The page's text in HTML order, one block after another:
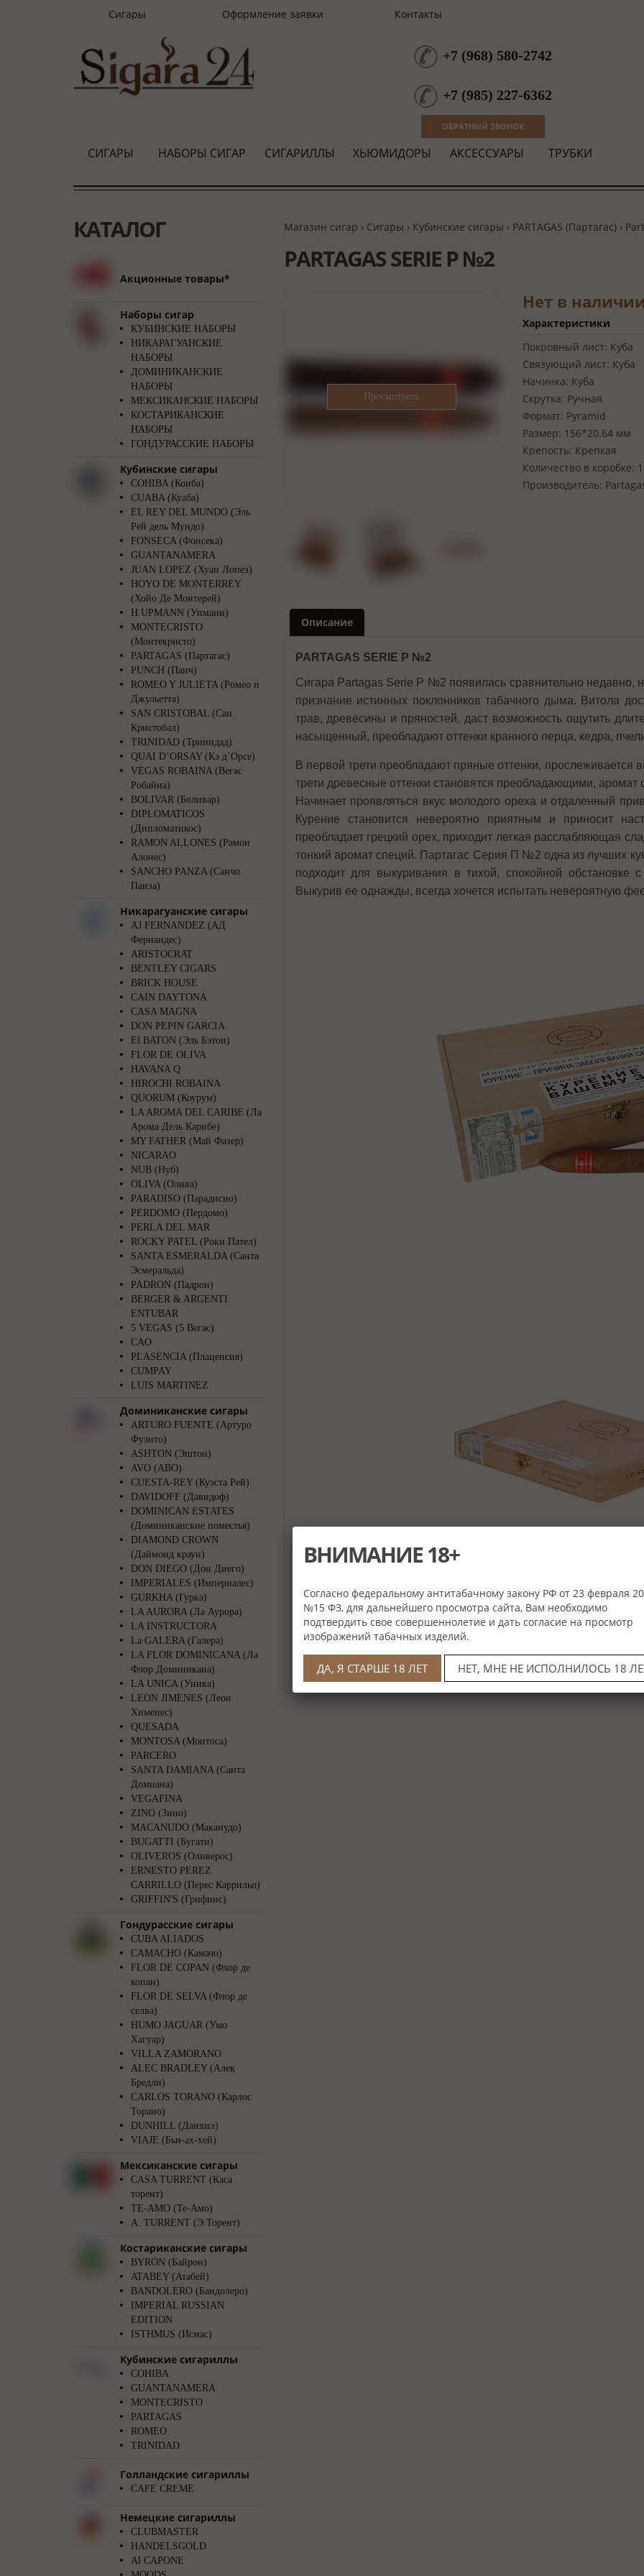
Сигары Оформление заявки Контакты
+7 (968) 580-2742
+7 (985) 227-6362
ОБРАТНЫЙ ЗВОНОК
СИГАРЫ НАБОРЫ СИГАР СИГАРИЛЛЫ ХЬЮМИДОРЫ АКСЕССУАРЫ ТРУБКИ
КАТАЛОГ
Акционные товары*
Наборы сигар
КУБИНСКИЕ НАБОРЫ
НИКАРАГУАНСКИЕ
НАБОРЫ
ДОМИНИКАНСКИЕ
НАБОРЫ
МЕКСИКАНСКИЕ НАБОРЫ
КОСТАРИКАНСКИЕ
НАБОРЫ
ГОНДУРАССКИЕ НАБОРЫ
Кубинские сигары
COHIBA (Коиба)
CUABA (Куаба)
EL REY DEL MUNDO (Эль
Рей дель Мундо)
FONSECA (Фонсека)
GUANTANAMERA
JUAN LOPEZ (Хуан Лопез)
HOYO DE MONTERREY
(Хойо Де Монтерей)
H.UPMANN (Упманн)
MONTECRISTO
(Монтекристо)
PARTAGAS (Партагас)
PUNCH (Панч)
ROMEO Y JULIETA (Ромео и
Джульетта)
SAN CRISTOBAL (Сан
Кристобал)
TRINIDAD (Тринидад)
QUAI D’ORSAY (Кэ д`Орсе)
VEGAS ROBAINA (Вегас
Робайна)
BOLIVAR (Боливар)
DIPLOMATICOS
(Дипломатикос)
RAMON ALLONES (Рамон
Алонес)
SANCHO PANZA (Санчо
Панза)
Никарагуанские сигары
AJ FERNANDEZ (АД
Фернандес)
ARISTOCRAT
BENTLEY CIGARS
BRICK HOUSE
CAIN DAYTONA
CASA MAGNA
DON PEPIN GARCIA
El BATON (Эль Бэтон)
FLOR DE OLIVA
HAVANA Q
HIROCHI ROBAINA
QUORUM (Коурум)
LA AROMA DEL CARIBE (Ла
Арома Дель Карибе)
MY FATHER (Май Фазер)
NICARAO
NUB (Нуб)
OLIVA (Олива)
PARADISO (Парадисио)
PERDOMO (Пердомо)
PERLA DEL MAR
ROCKY PATEL (Роки Пател)
SANTA ESMERALDA (Санта
Эсмеральда)
PADRON (Падрон)
BERGER & ARGENTI
ENTUBAR
5 VEGAS (5 Вегас)
CAO
PLASENCIA (Плаценсия)
CUMPAY
LUIS MARTINEZ
Доминиканские сигары
ARTURO FUENTE (Артуро
Фуэнто)
ASHTON (Эштон)
AVO (АВО)
CUESTA-REY (Куэста Рей)
DAVIDOFF (Давидоф)
DOMINICAN ESTATES
(Доминиканские поместья)
DIAMOND CROWN
(Даймонд краун)
DON DIEGO (Дон Диего)
IMPERIALES (Империалес)
GURKHA (Гурка)
LA AURORA (Ла Аурора)
LA INSTRUCTORA
La GALERA (Галера)
LA FLOR DOMINICANA (Ла
Флор Доминикана)
LA UNICA (Уника)
LEON JIMENES (Леон
Хименес)
QUESADA
MONTOSA (Монтоса)
PARCERO
SANTA DAMIANA (Санта
Домиана)
VEGAFINA
ZINO (Зино)
MACANUDO (Маканудо)
BUGATTI (Бугати)
OLIVEROS (Оливерос)
ERNESTO PEREZ
CARRILLO (Перес Каррильо)
GRIFFIN′S (Грифинс)
Гондурасские сигары
CUBA ALIADOS
CAMACHO (Камачо)
FLOR DE COPAN (Флор де
копан)
FLOR DE SELVA (Флор де
селва)
HUMO JAGUAR (Умо
Хагуар)
VILLA ZAMORANO
ALEC BRADLEY (Алек
Бредли)
CARLOS TORANO (Карлос
Торано)
DUNHILL (Данхил)
VIAJE (Бьи-ах-хей)
Мексиканские сигары
CASA TURRENT (Каса
торент)
TE-AMO (Те-Амо)
A. TURRENT (Э.Торент)
Костариканские сигары
BYRON (Байрон)
ATABEY (Атабей)
BANDOLERO (Бандолеро)
IMPERIAL RUSSIAN
EDITION
ISTHMUS (Исмас)
Кубинские сигариллы
COHIBA
GUANTANAMERA
MONTECRISTO
PARTAGAS
ROMEO
TRINIDAD
Голландские сигариллы
CAFE CREME
Немецкие сигариллы
CLUBMASTER
HANDELSGOLD
Al CAPONE
Магазин сигар › Сигары › Кубинские сигары › PARTAGAS (Партагас)›
PARTAGAS SERIE P №2
Нет в
Характеристики
Покровный лист: Куба
Связующий лист: Куба
Начинка: Куба
Скрутка: Ручная
Формат: Pyramid
Размер: 156*20.64 мм
Крепость: Крепкая
Количество в коробке:
Производитель:
Описание
PARTAGAS SERIE P №2
Сигара Partagas Serie P №2 появилась сравнительно недавно,
признание истинных поклонников табачного дыма. Витола
трав, древесины и пряностей, даст возможность ощутить
насыщенный, преобладают оттенки кранного перца, кедра,
В первой трети преобладают пряные оттенки, прослеживается
трети древесные оттенки становятся преобладающими,
Начинает проявляться вкус молодого ореха и отдаленный
Курение становится невероятно приятным и приносит
преобладает грецкий орех, приходит легкая расслабляющая
тонкий аромат специй. Партагас Серия П №2 одна из лучших
подходит для выкуривания в тихой, спокойной обстановке
Выкурив ее однажды, всегда хочется испытать невероятную
ВНИМАНИЕ 18+
Согласно федеральному антитабачному закону РФ от 23 февраля
№15 ФЗ, для дальнейшего просмотра сайта, Вам необходимо
подтвердить свое совершеннолетие и дать согласие на просмотр
изображений табачных изделий.
ДА, Я СТАРШЕ 18 ЛЕТ НЕТ, МНЕ НЕ ИСПОЛНИЛОСЬ 18